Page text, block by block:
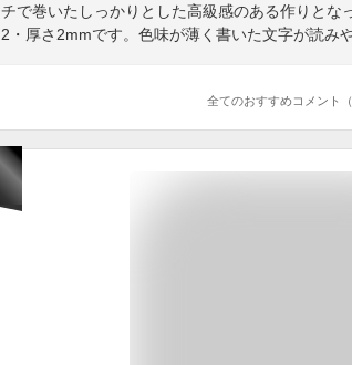
チで巻いたしっかりとした高級感のある作りとな
2・厚さ2mmです。色味が薄く書いた文字が読み
全てのおすすめコメント（